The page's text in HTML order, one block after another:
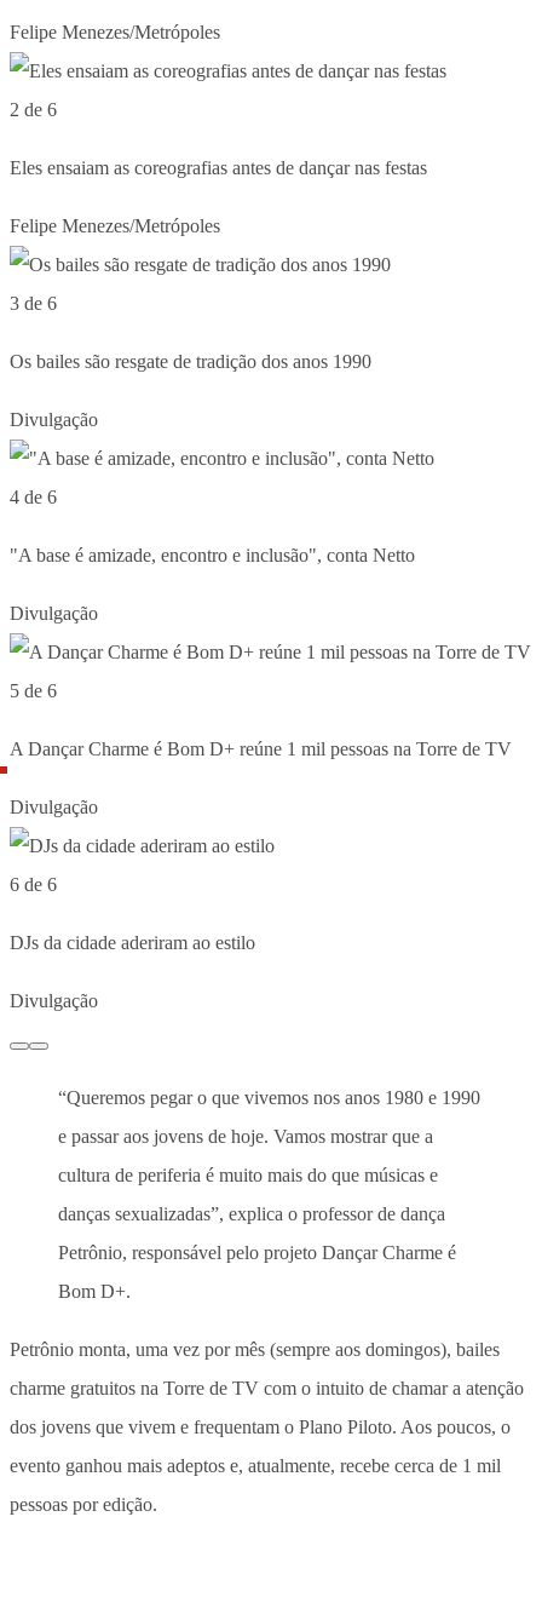
Felipe Menezes/Metrópoles
2 de 6
Eles ensaiam as coreografias antes de dançar nas festas
Felipe Menezes/Metrópoles
3 de 6
Os bailes são resgate de tradição dos anos 1990
Divulgação
4 de 6
"A base é amizade, encontro e inclusão", conta Netto
Divulgação
5 de 6
A Dançar Charme é Bom D+ reúne 1 mil pessoas na Torre de TV
Divulgação
6 de 6
DJs da cidade aderiram ao estilo
Divulgação
“Queremos pegar o que vivemos nos anos 1980 e 1990
e passar aos jovens de hoje. Vamos mostrar que a
cultura de periferia é muito mais do que músicas e
danças sexualizadas”, explica o professor de dança
Petrônio, responsável pelo projeto Dançar Charme é
Bom D+.
Petrônio monta, uma vez por mês (sempre aos domingos), bailes
charme gratuitos na Torre de TV com o intuito de chamar a atenção
dos jovens que vivem e frequentam o Plano Piloto. Aos poucos, o
evento ganhou mais adeptos e, atualmente, recebe cerca de 1 mil
pessoas por edição.